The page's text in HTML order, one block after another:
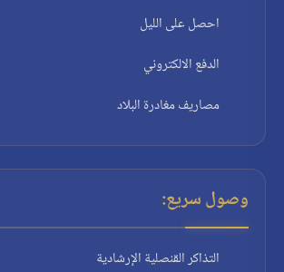
احصل على الليل
الدفع الالكتروني
مصاريف مغادرة البلاد
وصول سريع:
التذاكر القنصلية الإرشادية